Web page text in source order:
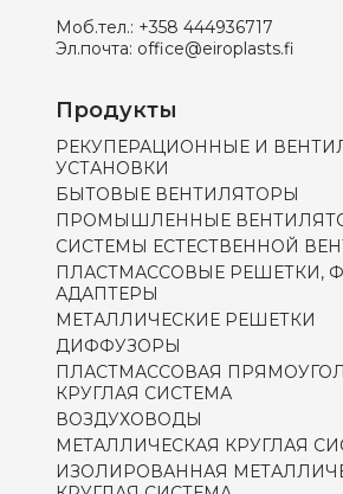
Моб.тел.: +358 444936717
Эл.почта: office@eiroplasts.fi
Продукты
РЕКУПЕРАЦИОННЫЕ И
УСТАНОВКИ
БЫТОВЫЕ ВЕНТИЛЯТОРЫ
ПРОМЫШЛЕННЫЕ
СИСТЕМЫ ЕСТЕСТВЕННОЙ
ПЛАСТМАССОВЫЕ РЕШЕТКИ,
АДАПТЕРЫ
МЕТАЛЛИЧЕСКИЕ РЕШЕТКИ
ДИФФУЗОРЫ
ПЛАСТМАССОВАЯ
КРУГЛАЯ СИСТЕМА
ВОЗДУХОВОДЫ
МЕТАЛЛИЧЕСКАЯ КРУГЛАЯ
ИЗОЛИРОВАННАЯ